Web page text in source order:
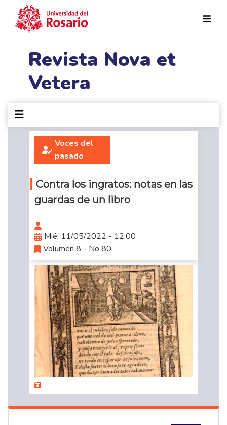
Revista Nova et
Vetera
Voces del
pasado
Contra los ingratos: notas en las
guardas de un libro
Mié, 11/05/2022 - 12:00
Volumen 8 - No 80